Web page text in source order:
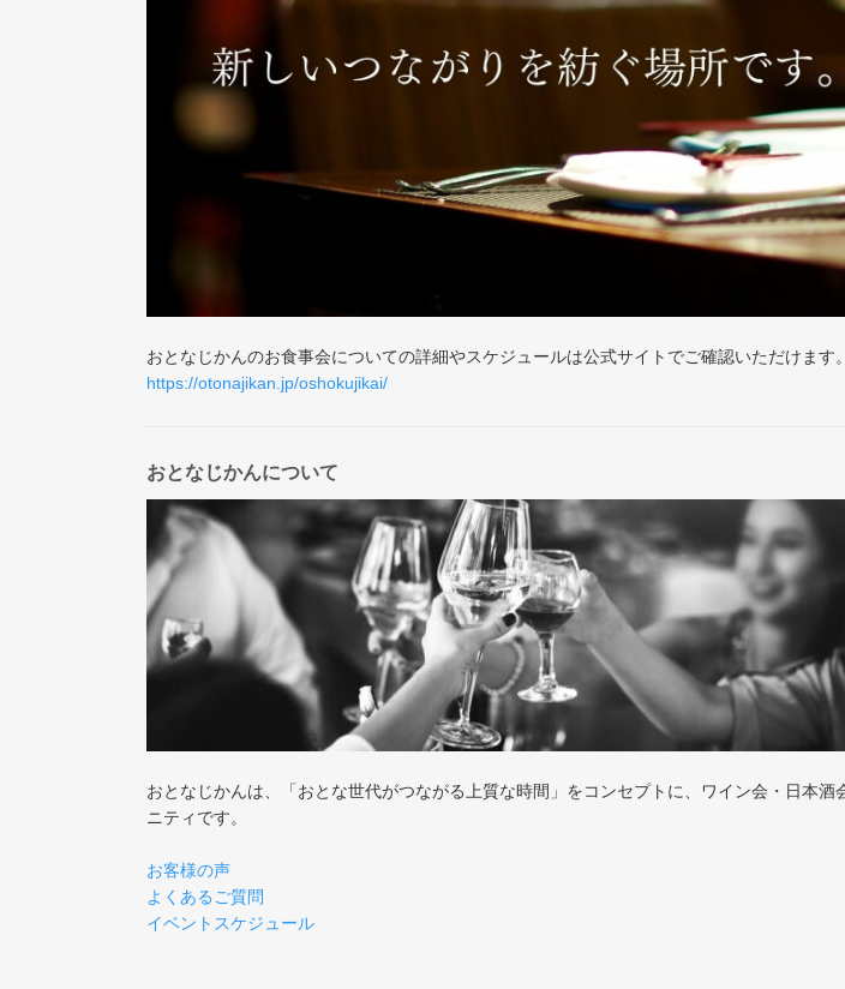
おとなじかんのお食事会についての詳細やスケジュールは公式サイトでご確認いただけます。
https://otonajikan.jp/oshokujikai/
おとなじかんについて
おとなじかんは、「おとな世代がつながる上質な時間」をコンセプトに、ワイン会・日本
ニティです。
お客様の声
よくあるご質問
イベントスケジュール